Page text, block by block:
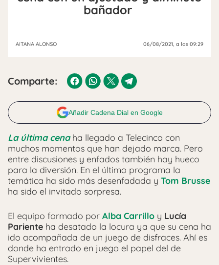
bañador
AITANA ALONSO 06/08/2021 , a las 09:29
Comparte:
Añadir Cadena Dial en Google
La última cenaha llegado a Telecinco con
muchos momentos que han dejado marca. Pero
entre discusiones y enfados también hay hueco
para la diversión. En el último programa la
temática ha sido más desenfadada y Tom Brusse
ha sido el invitado sorpresa.
El equipo formado por Alba Carrillo y Lucía
Pariente ha desatado la locura ya que su cena ha
ido acompañada de un juego de disfraces. Ahí es
donde ha entrado en juego el papel del de
Supervivientes.